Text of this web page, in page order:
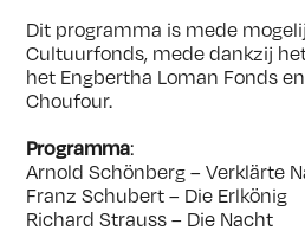
Dit programma is mede
Cultuurfonds, mede dankzij
het Engbertha Loman Fonds
Choufour.
Programma:
Arnold Schönberg – Verklärte
Franz Schubert – Die Erlkönig
Richard Strauss – Die Nacht